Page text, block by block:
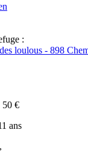
:
loulous - 898
50 €
ans